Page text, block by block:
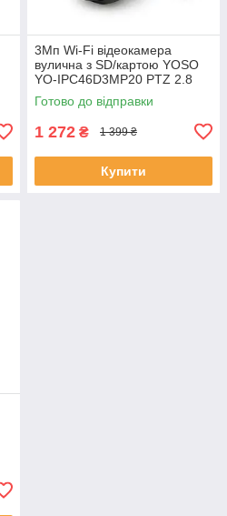
3Мп Wi-Fi відеокамера
вулична з SD/картою YOSO
YO-IPC46D3MP20 PTZ 2.8
mm V380 ЕКОБОКС
Готово до відправки
1 272 ₴ 1 399 ₴
Купити